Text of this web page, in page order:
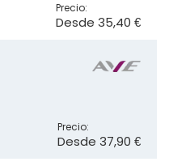
Precio:
Desde 35,40 €
Precio:
Desde 37,90 €